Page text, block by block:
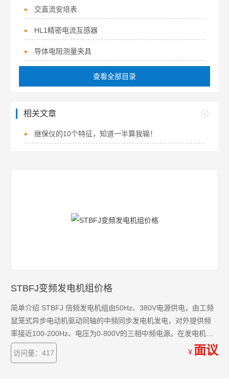
交直流安培表
HL1精密电流互感器
导体电阻测量夹具
查看全部目录
相关文章
继保仪的10个特征，知道一半算我输！
STBFJ变频发电机组价格
简单介绍 STBFJ 倍频发电机组由50Hz、380V电源供电，由工频
鼠笼式异步电动机驱动同轴的中频同步发电机发电，对外提供频
率接近100-200Hz、电压为0-800V的三相中频电源。在发电机起
动成功后，中频发电机空载剩磁电压不超过40V，通过调节励磁，
输出电压在不超过40V到800V范围内连续可调。
访问量：417 ￥ 面议